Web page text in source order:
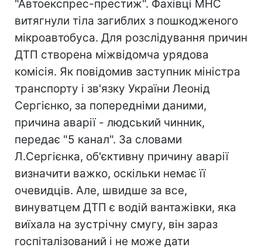
"Автоекспрес-престиж". Фахівці МНС
витягнули тіла загиблих з пошкодженого
мікроавтобуса. Для розслідування причин
ДТП створена міжвідомча урядова
комісія. Як повідомив заступник міністра
транспорту і зв'язку України Леонід
Сергієнко, за попередніми даними,
причина аварії - людський чинник,
передає "5 канал". За словами
Л.Сергієнка, об'єктивну причину аварії
визначити важко, оскільки немає її
очевидців. Але, швидше за все,
винуватцем ДТП є водій вантажівки, яка
виїхала на зустрічну смугу, він зараз
госпіталізований і не може дати